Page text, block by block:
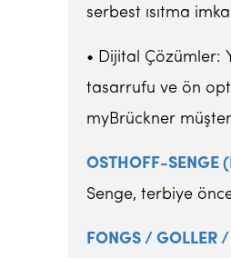
serbest ısıtma
• Dijital Çözümler:
tasarrufu ve ön
myBrückner
OSTHOFF-SENGE
Senge, terbiye
FONGS / GOLLER